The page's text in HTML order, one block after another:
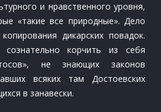
и нравственного уровня,
«такие все природные». Дело
дикарских повадок.
корчить из себя
не знающих законов
всяких там Достоевских
в занавески.